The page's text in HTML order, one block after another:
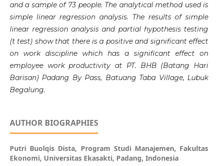
and a sample of 73 people. The analytical method used is
simple linear regression analysis. The results of simple
linear regression analysis and partial hypothesis testing
(t test) show that there is a positive and significant effect
on work discipline which has a significant effect on
employee work productivity at PT. BHB (Batang Hari
Barisan) Padang By Pass, Batuang Taba Village, Lubuk
Begalung.
AUTHOR BIOGRAPHIES
Putri Buolqis Dista, Program Studi Manajemen, Fakultas
Ekonomi, Universitas Ekasakti, Padang, Indonesia